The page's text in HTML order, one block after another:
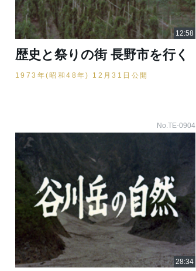
歴史と祭りの街 長野市を行く
1973年(昭和48年) 12月31日公開
No.TE-0904